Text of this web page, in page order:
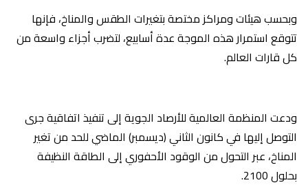
وبحسب هيئات ومراكز مختصة بتغيرات الطقس والمناخ، فإنها
تتوقع استمرار هذه الموجة عدة أسابيع، لتضرب أجزاء واسعة من
كل قارات العالم.
ودعت المنظمة العالمية للأرصاد الجوية إلى تنفيذ اتفاقية جرى
التوصل إليها في كانون الثاني (ديسمبر) الماضي للحد من تغير
المناخ، عبر التحول من الوقود الأحفوري إلى الطاقة النظيفة
بحلول 2100.